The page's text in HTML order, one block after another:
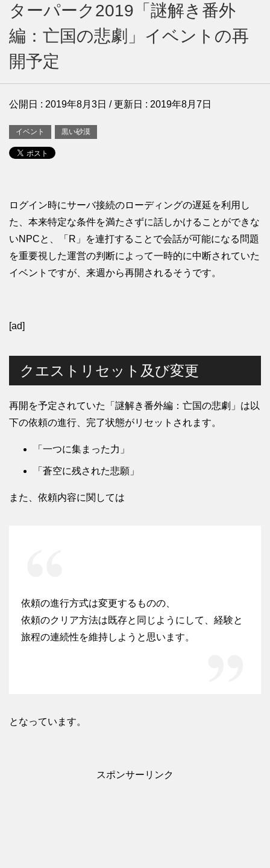
ターパーク2019「謎解き番外
編：亡国の悲劇」イベントの再
開予定
公開日 : 2019年8月3日 / 更新日 : 2019年8月7日
イベント 黒い砂漠
ログイン時にサーバ接続のローディングの遅延を利用し
た、本来特定な条件を満たさずに話しかけることができな
いNPCと、「R」を連打することで会話が可能になる問題
を重要視した運営の判断によって一時的に中断されていた
イベントですが、来週から再開されるそうです。
[ad]
クエストリセット及び変更
再開を予定されていた「謎解き番外編：亡国の悲劇」は以
下の依頼の進行、完了状態がリセットされます。
「一つに集まった力」
「蒼空に残された悲願」
また、依頼内容に関しては
依頼の進行方式は変更するものの、
依頼のクリア方法は既存と同じようにして、経験と
旅程の連続性を維持しようと思います。
となっています。
スポンサーリンク